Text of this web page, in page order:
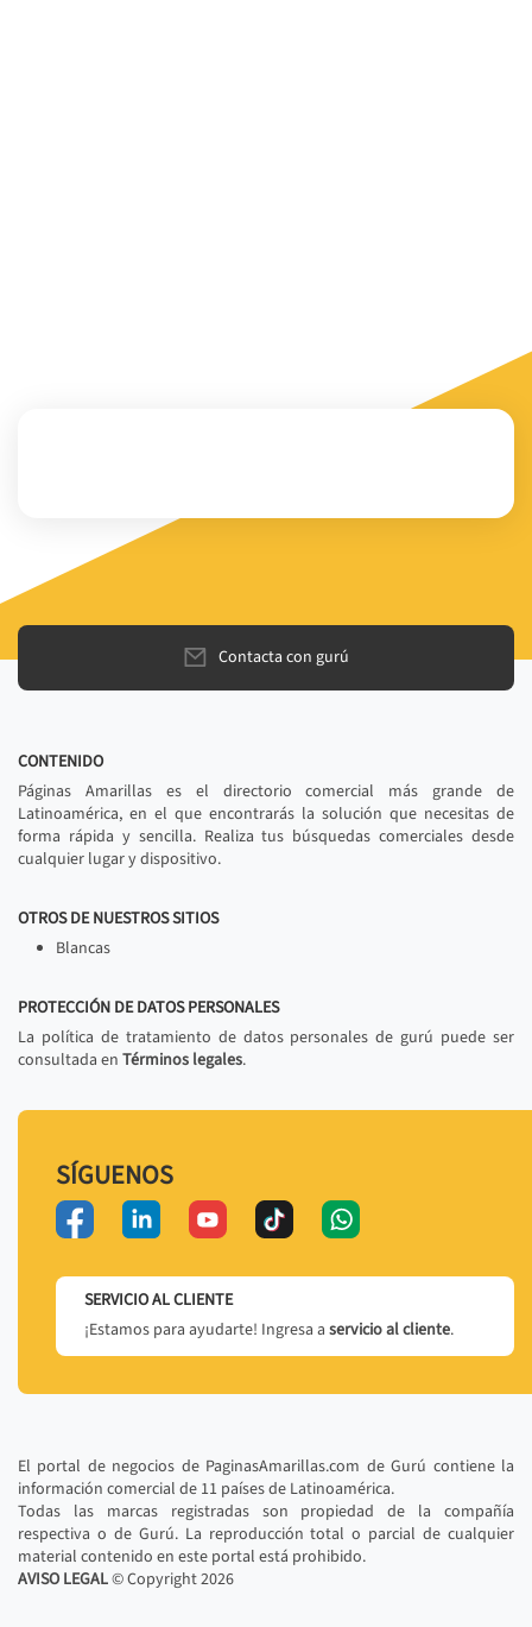
Contacta con gurú
CONTENIDO
Páginas Amarillas es el directorio comercial más grande de
Latinoamérica, en el que encontrarás la solución que necesitas de
forma rápida y sencilla. Realiza tus búsquedas comerciales desde
cualquier lugar y dispositivo.
OTROS DE NUESTROS SITIOS
Blancas
PROTECCIÓN DE DATOS PERSONALES
La política de tratamiento de datos personales de gurú puede ser
consultada en Términos legales.
SÍGUENOS
SERVICIO AL CLIENTE
¡Estamos para ayudarte! Ingresa a servicio al cliente.
El portal de negocios de PaginasAmarillas.com de Gurú contiene la
información comercial de 11 países de Latinoamérica.
Todas las marcas registradas son propiedad de la compañía
respectiva o de Gurú. La reproducción total o parcial de cualquier
material contenido en este portal está prohibido.
AVISO LEGAL© Copyright2026